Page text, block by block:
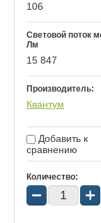
106
Световой поток
Лм
15 847
Производитель:
Квантум
Добавить к
сравнению
Количество:
− +